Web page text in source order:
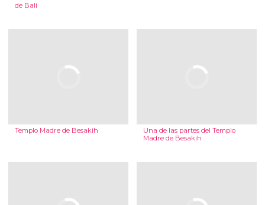
de Bali
Templo Madre de Besakih
Una de las partes del Templo
Madre de Besakih